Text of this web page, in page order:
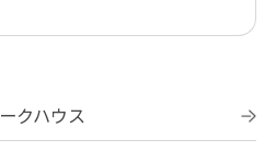
クハウス